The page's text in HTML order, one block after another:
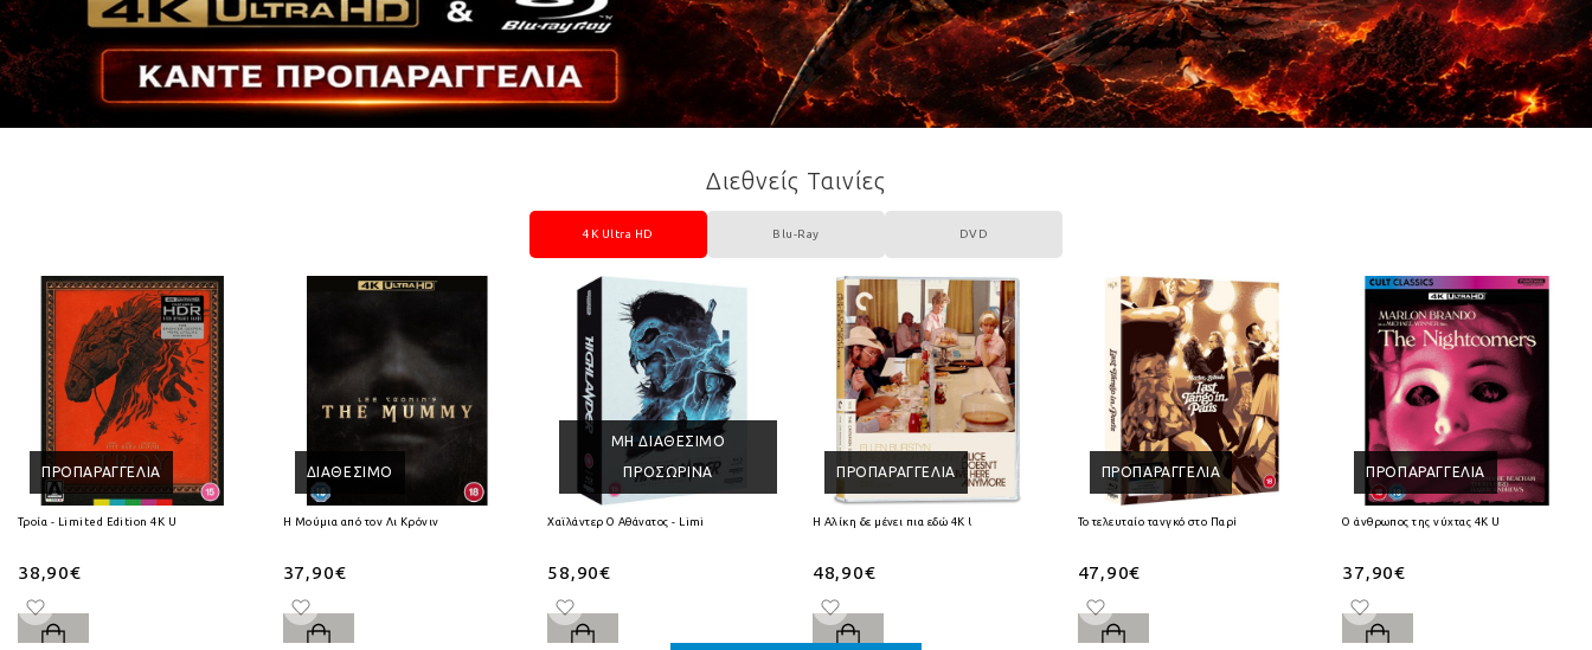
Διεθνείς Ταινίες
4K Ultra HD Blu-Ray DVD
ΠΡΟΠΑΡΑΓΓΕΛΊΑ
Τροία - Limited Edition 4K Ultra HD
38,90€
ΔΙΑΘΈΣΙΜΟ
Η Μούμια από τον Λι Κρόνιν (2026) 4K Ultra HD
37,90€
ΜΗ ΔΙΑΘΈΣΙΜΟ
ΠΡΟΣΩΡΙΝΆ
Χαϊλάντερ Ο Αθάνατος - Limited Collectors Edition 4K Ultra HD + Blu-Ray
58,90€
ΠΡΟΠΑΡΑΓΓΕΛΊΑ
Η Αλίκη δε μένει πια εδώ 4K Ultra HD + Blu-Ray
48,90€
ΠΡΟΠΑΡΑΓΓΕΛΊΑ
Το τελευταίο τανγκό στο Παρίσι 4K Ultra HD + Blu-Ray
47,90€
ΠΡΟΠΑΡΑΓΓΕΛΊΑ
Ο άνθρωπος της νύχτας 4K Ultra HD
37,90€